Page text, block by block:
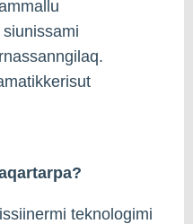
teknologimi